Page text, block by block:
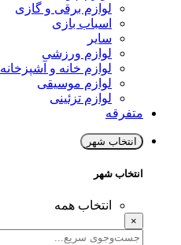
لوازم برقی و گازی
اسباب بازی
سایر
لوازم ورزشی
لوازم خانه و آشپزخانه
لوازم موسیقی
لوازم تزئینی
متفرقه
انتخاب شهر
انتخاب شهر
انتخاب همه
×